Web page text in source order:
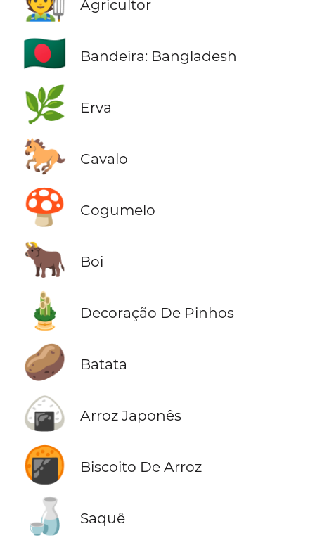
Agricultor
🇧🇩 Bandeira: Bangladesh
🌿 Erva
🐎 Cavalo
🍄 Cogumelo
🐂 Boi
🎍 Decoração De Pinhos
🥔 Batata
🍙 Arroz Japonês
🍘 Biscoito De Arroz
🍶 Saquê